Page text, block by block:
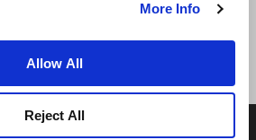
More Info
Allow All
Reject All
Hospitality Pte Ltd. A member of Frasers
Group.